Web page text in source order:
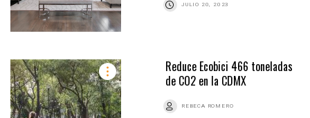
JULIO 20, 2023
Reduce Ecobici 466 toneladas
de CO2 en la CDMX
REBECA ROMERO